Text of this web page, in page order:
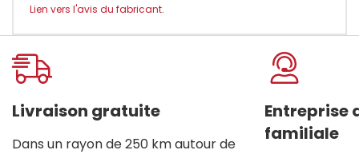
Lien vers l'avis du fabricant.
Onglet
personnalisé
Livraison gratuite
Dans un rayon de 250 km autour de
Entreprise
familiale